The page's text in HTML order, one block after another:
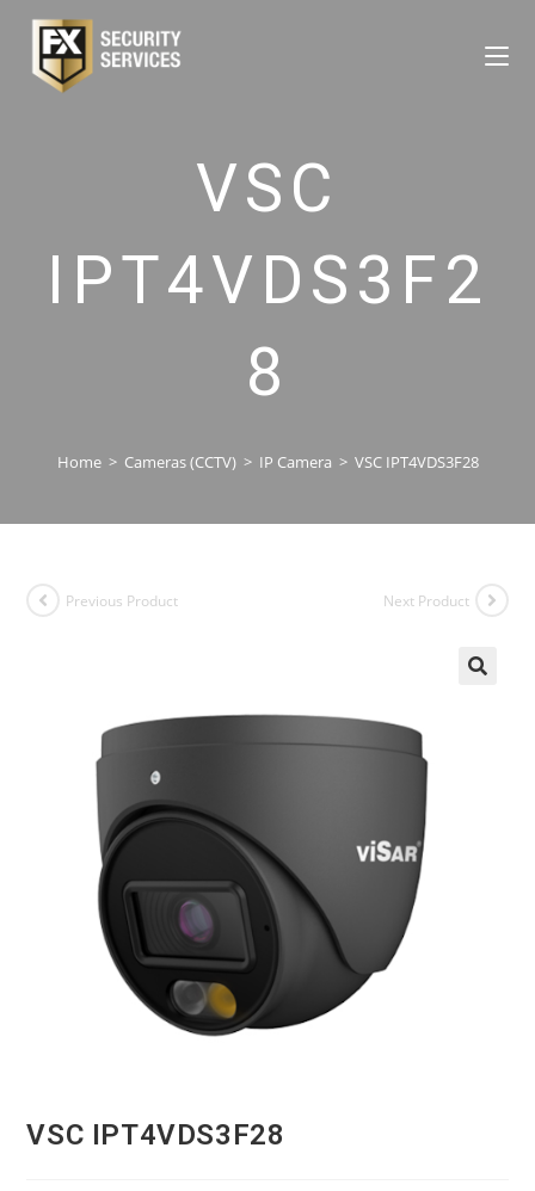
VSC
IPT4VDS3F2
8
Home > Cameras (CCTV) > IP Camera > VSC IPT4VDS3F28
Previous Product Next Product
VSC IPT4VDS3F28